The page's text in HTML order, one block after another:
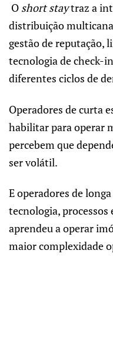
O short staytraz a
distribuição
gestão de reputação,
tecnologia de check-
diferentes ciclos de
Operadores de curta
habilitar para operar
percebem que
ser volátil.
E operadores de
tecnologia, processos
aprendeu a operar
maior complexidade